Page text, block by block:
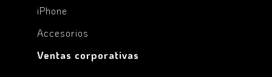
iPhone
Accesorios
Ventas corporativas